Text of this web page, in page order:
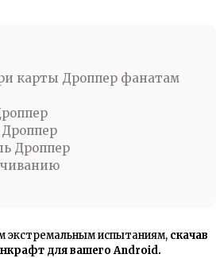
карты Дроппер фанатам
Дроппер
экстремальным испытаниям, скачав
для вашего Android.